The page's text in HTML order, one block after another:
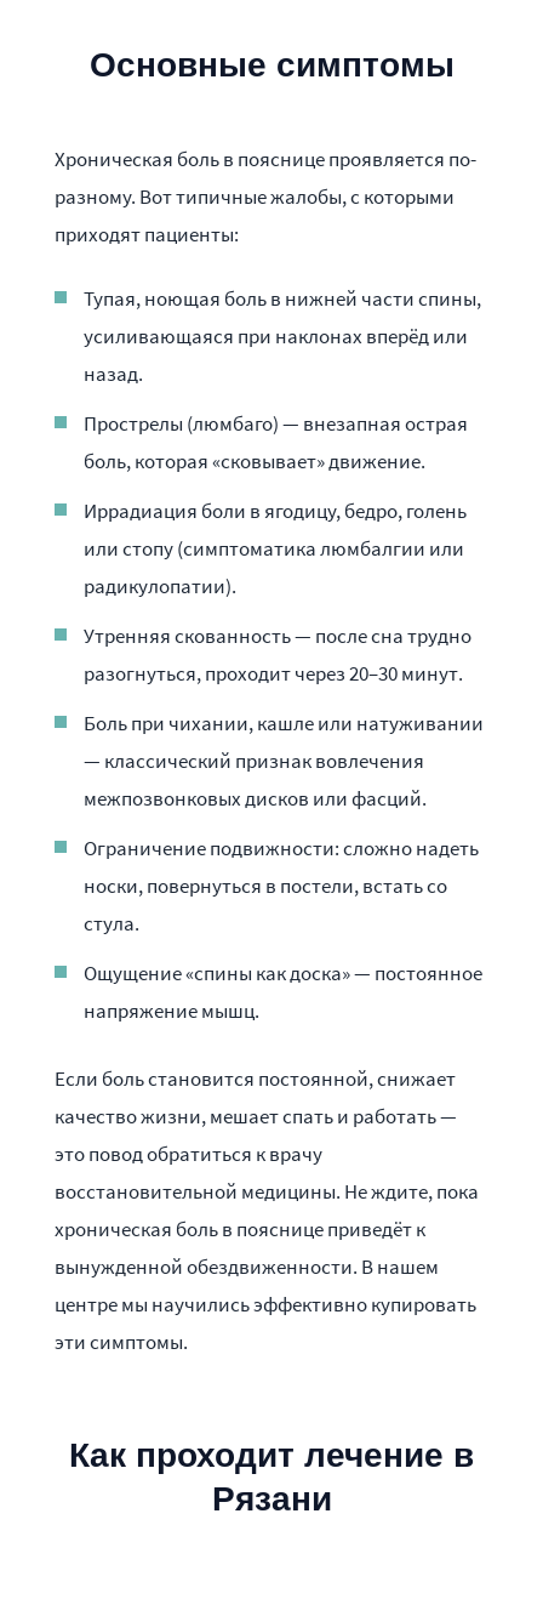
Основные симптомы
Хроническая боль в пояснице проявляется по-
разному. Вот типичные жалобы, с которыми
приходят пациенты:
Тупая, ноющая боль в нижней части спины,
усиливающаяся при наклонах вперёд или
назад.
Прострелы (люмбаго) — внезапная острая
боль, которая «сковывает» движение.
Иррадиация боли в ягодицу, бедро, голень
или стопу (симптоматика люмбалгии или
радикулопатии).
Утренняя скованность — после сна трудно
разогнуться, проходит через 20–30 минут.
Боль при чихании, кашле или натуживании
— классический признак вовлечения
межпозвонковых дисков или фасций.
Ограничение подвижности: сложно надеть
носки, повернуться в постели, встать со
стула.
Ощущение «спины как доска» — постоянное
напряжение мышц.
Если боль становится постоянной, снижает
качество жизни, мешает спать и работать —
это повод обратиться к врачу
восстановительной медицины. Не ждите, пока
хроническая боль в пояснице приведёт к
вынужденной обездвиженности. В нашем
центре мы научились эффективно купировать
эти симптомы.
Как проходит лечение в
Рязани